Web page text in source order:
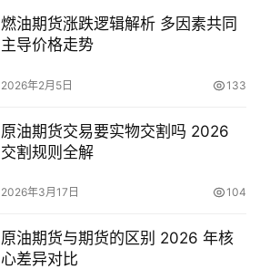
燃油期货涨跌逻辑解析 多因素共同
主导价格走势
2026年2月5日 133
原油期货交易要实物交割吗 2026
交割规则全解
2026年3月17日 104
原油期货与期货的区别 2026 年核
心差异对比